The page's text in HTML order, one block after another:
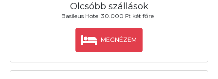
Olcsóbb szállások
Basileus Hotel 30.000 Ft két főre
MEGNÉZEM